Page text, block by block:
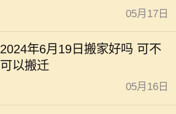
05月17日
2024年6月19日搬家好吗 可不
可以搬迁
05月16日